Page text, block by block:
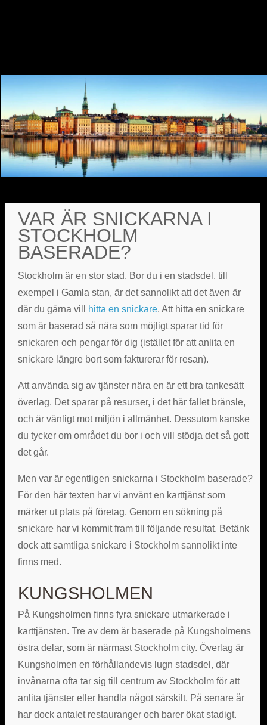
VAR ÄR SNICKARNA I
STOCKHOLM
BASERADE?
Stockholm är en stor stad. Bor du i en stadsdel, till
exempel i Gamla stan, är det sannolikt att det även är
där du gärna vill
hitta en snickare. Att hitta en snickare
som är baserad så nära som möjligt sparar tid för
snickaren och pengar för dig (istället för att anlita en
snickare längre bort som fakturerar för resan).
Att använda sig av tjänster nära en är ett bra tankesätt
överlag. Det sparar på resurser, i det här fallet bränsle,
och är vänligt mot miljön i allmänhet. Dessutom kanske
du tycker om området du bor i och vill stödja det så gott
det går.
Men var är egentligen snickarna i Stockholm baserade?
För den här texten har vi använt en karttjänst som
märker ut plats på företag. Genom en sökning på
snickare har vi kommit fram till följande resultat. Betänk
dock att samtliga snickare i Stockholm sannolikt inte
finns med.
KUNGSHOLMEN
På Kungsholmen finns fyra snickare utmarkerade i
karttjänsten. Tre av dem är baserade på Kungsholmens
östra delar, som är närmast Stockholm city. Överlag är
Kungsholmen en förhållandevis lugn stadsdel, där
invånarna ofta tar sig till centrum av Stockholm för att
anlita tjänster eller handla något särskilt. På senare år
har dock antalet restauranger och barer ökat stadigt.